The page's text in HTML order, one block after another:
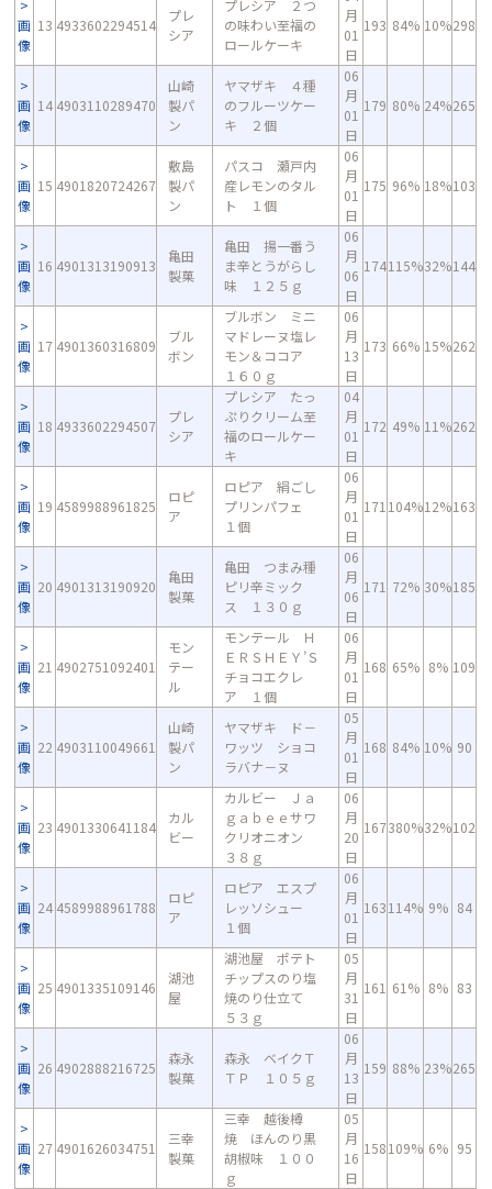
画
像
13 4933602294514
プレ
シア
プレシア ２つ
の味わい至福の
ロールケーキ
月
01
日
193 84% 10%298
画
像
14 4903110289470
山崎
製パ
ン
ヤマザキ ４種
のフルーツケー
キ ２個
06
月
01
日
179 80% 24%265
画
像
15 4901820724267
敷島
製パ
ン
パスコ 瀬戸内
産レモンのタル
ト １個
06
月
01
日
175 96% 18%103
画
像
16 4901313190913
亀田
製菓
亀田 揚一番う
ま辛とうがらし
味 １２５ｇ
06
月
06
日
174115%32%144
画
像
17 4901360316809
ブル
ボン
ブルボン ミニ
マドレーヌ塩レ
モン＆ココア
１６０ｇ
06
月
13
日
173 66% 15%262
画
像
18 4933602294507
プレ
シア
プレシア たっ
ぷりクリーム至
福のロールケー
キ
04
月
01
日
172 49% 11%262
画
像
19 4589988961825
ロピ
ア
ロピア 絹ごし
プリンパフェ
１個
06
月
01
日
171 104%12%163
画
像
20 4901313190920
亀田
製菓
亀田 つまみ種
ピリ辛ミック
ス １３０ｇ
06
月
06
日
171 72% 30%185
画
像
21 4902751092401
モン
テー
ル
モンテール Ｈ
ＥＲＳＨＥＹ’Ｓ
チョコエクレ
ア １個
06
月
01
日
168 65% 8% 109
画
像
22 4903110049661
山崎
製パ
ン
ヤマザキ ド－
ワッツ ショコ
ラバナ－ヌ
05
月
01
日
168 84% 10% 90
画
像
23 4901330641184
カル
ビー
カルビー Ｊａ
ｇａｂｅｅサワ
クリオニオン
３８ｇ
06
月
20
日
167380%32%102
画
像
24 4589988961788
ロピ
ア
ロピア エスプ
レッソシュー
１個
06
月
01
日
163114% 9% 84
画
像
25 4901335109146
湖池
屋
湖池屋 ポテト
チップスのり塩
焼のり仕立て
５３ｇ
05
月
31
日
161 61% 8% 83
画
像
26 4902888216725
森永
製菓
森永 ベイクＴ
ＴＰ １０５ｇ
06
月
13
日
159 88% 23%265
画
像
27 4901626034751
三幸
製菓
三幸 越後樽
焼 ほんのり黒
胡椒味 １００
ｇ
05
月
16
日
158109% 6% 95